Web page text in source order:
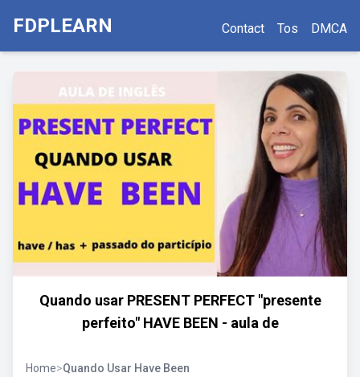
FDPLEARN Contact Tos DMCA
Quando usar PRESENT PERFECT "presente
perfeito" HAVE BEEN - aula de
Home>Quando Usar Have Been